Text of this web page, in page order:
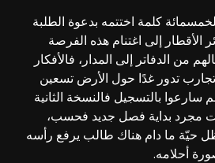
كلمة اختتمه بدعوة الطلبة
الأقطار إلى اغتنام هذه الفرصة
من الدفاتر إلى المدار، فالأفكار
تدور غدًا حول الأرض تسعين
سارعوا بالتسجيل فالنسخة الثانية
مجرد بداية فصل جديد فحسب،
حيّة ما دام هناك طالب يرفع رأسه
أحلامه.